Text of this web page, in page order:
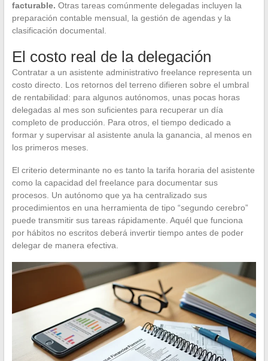
facturable. Otras tareas comúnmente delegadas incluyen la
preparación contable mensual, la gestión de agendas y la
clasificación documental.
El costo real de la delegación
Contratar a un asistente administrativo freelance representa un
costo directo. Los retornos del terreno difieren sobre el umbral
de rentabilidad: para algunos autónomos, unas pocas horas
delegadas al mes son suficientes para recuperar un día
completo de producción. Para otros, el tiempo dedicado a
formar y supervisar al asistente anula la ganancia, al menos en
los primeros meses.
El criterio determinante no es tanto la tarifa horaria del asistente
como la capacidad del freelance para documentar sus
procesos. Un autónomo que ya ha centralizado sus
procedimientos en una herramienta de tipo “segundo cerebro”
puede transmitir sus tareas rápidamente. Aquél que funciona
por hábitos no escritos deberá invertir tiempo antes de poder
delegar de manera efectiva.